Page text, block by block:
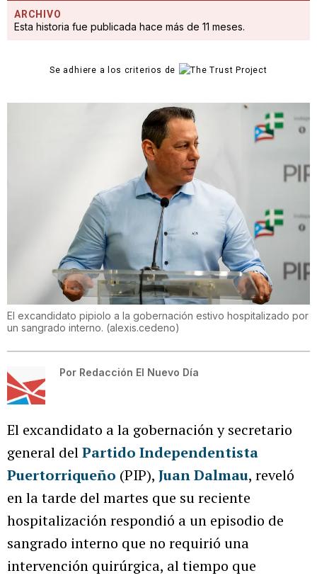
ARCHIVO
Esta historia fue publicada hace más de 11 meses.
Se adhiere a los criterios de
El excandidato pipiolo a la gobernación estivo hospitalizado por
un sangrado interno. (alexis.cedeno)
Por Redacción El Nuevo Día
El excandidato a la gobernación y secretario
general delPartido Independentista
Puertorriqueño (PIP), Juan Dalmau, reveló
en la tarde del martes que su reciente
hospitalización respondió a un episodio de
sangrado interno que no requirió una
intervención quirúrgica, al tiempo que